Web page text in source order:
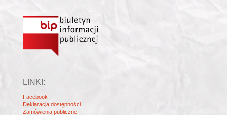
LINKI:
Facebook
Deklaracja dostępności
Zamówienia publiczne